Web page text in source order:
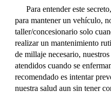
Para entender este
para mantener un vehículo,
taller/concesionario solo
realizar un mantenimiento
de millaje necesario,
atendidos cuando se
recomendado es intentar
nuestra salud aun sin tener